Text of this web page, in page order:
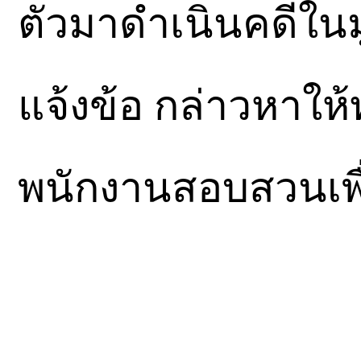
ตัวมาดำเนินคดีใ
แจ้งข้อ กล่าวหาใ
พนักงานสอบสวน